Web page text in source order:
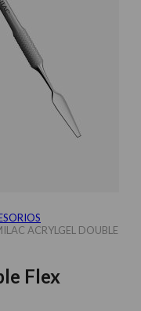
ACRYLGEL DOUBLE
Flex